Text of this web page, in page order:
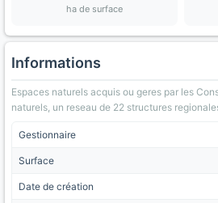
ha de surface
Informations
Espaces naturels acquis ou geres par les
naturels, un reseau de 22 structures
Gestionnaire
Surface
Date de création